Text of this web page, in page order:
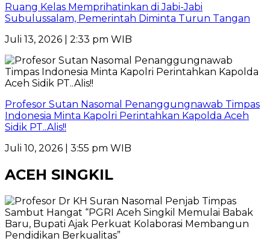
Ruang Kelas Memprihatinkan di Jabi-Jabi
Subulussalam, Pemerintah Diminta Turun Tangan
Juli 13, 2026 | 2:33 pm WIB
Profesor Sutan Nasomal Penanggungnawab Timpas
Indonesia Minta Kapolri Perintahkan Kapolda Aceh
Sidik PT..Alis!!
Juli 10, 2026 | 3:55 pm WIB
ACEH SINGKIL